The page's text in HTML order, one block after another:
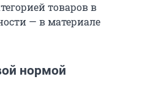
товаров в
— в материале
нормой